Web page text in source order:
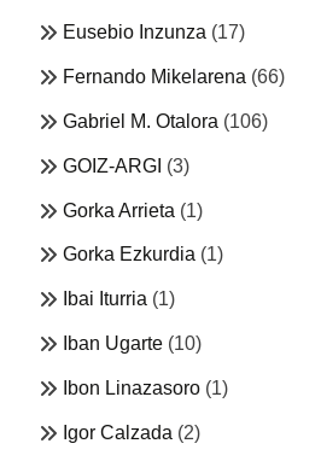
Eusebio Inzunza (17)
Fernando Mikelarena (66)
Gabriel M. Otalora (106)
GOIZ-ARGI (3)
Gorka Arrieta (1)
Gorka Ezkurdia (1)
Ibai Iturria (1)
Iban Ugarte (10)
Ibon Linazasoro (1)
Igor Calzada (2)